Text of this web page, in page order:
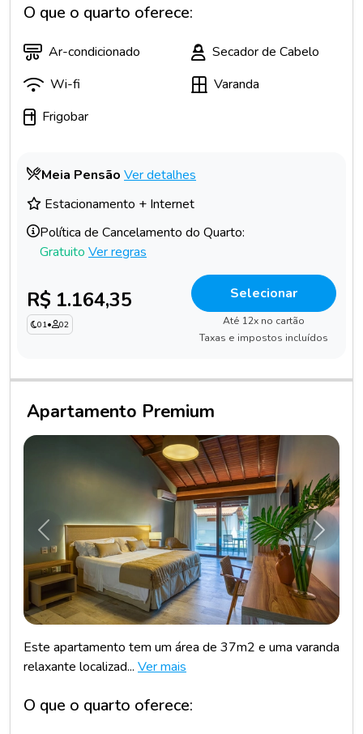
O que o quarto oferece:
Ar-condicionado
Secador de Cabelo
Wi-fi
Varanda
Frigobar
Meia Pensão Ver detalhes
Estacionamento + Internet
Política de Cancelamento do Quarto:
Gratuito Ver regras
R$ 1.164,35
01• 02
Selecionar
Até 12x no cartão
Taxas e impostos incluídos
Apartamento Premium
Anterior
Este apartamento tem um área de 37m2 e uma varanda
relaxante localizad... Ver mais
O que o quarto oferece: